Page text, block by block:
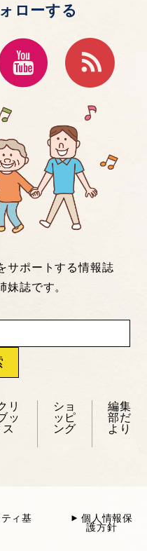
ローする
サポートする情報誌
妹誌です。
リ
ッ
ス
ショ
ッピ
ング
編集
部だ
より
ィ基
個人情報保
護方針